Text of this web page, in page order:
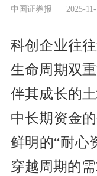
中国证券报 2025-
科创企业往
生命周期双
伴其成长的
中长期资金
鲜明的“耐心
穿越周期的